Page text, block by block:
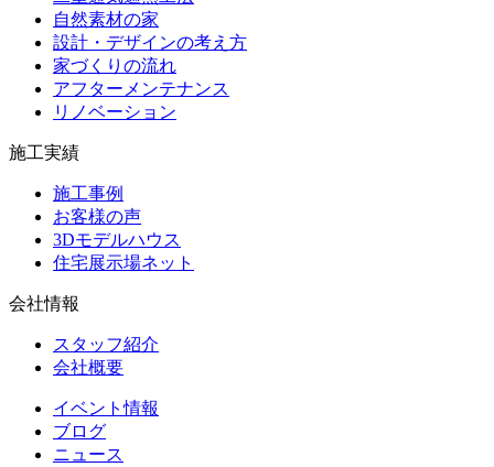
自然素材の家
設計・デザインの考え方
家づくりの流れ
アフターメンテナンス
リノベーション
施工実績
施工事例
お客様の声
3Dモデルハウス
住宅展示場ネット
会社情報
スタッフ紹介
会社概要
イベント情報
ブログ
ニュース